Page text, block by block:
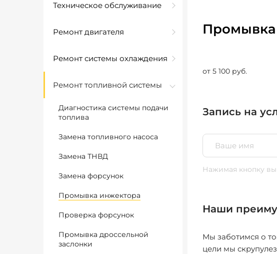
Техническое обслуживание
Ремонт двигателя
Ремонт системы охлаждения
Ремонт топливной системы
Диагностика системы подачи
топлива
Замена топливного насоса
Замена ТНВД
Замена форсунок
Промывка инжектора
Проверка форсунок
Промывка дроссельной
заслонки
Промывка
от 5 100 руб.
Запись на
Нажимая кнопку вы
Наши
Мы заботимся о
цели мы